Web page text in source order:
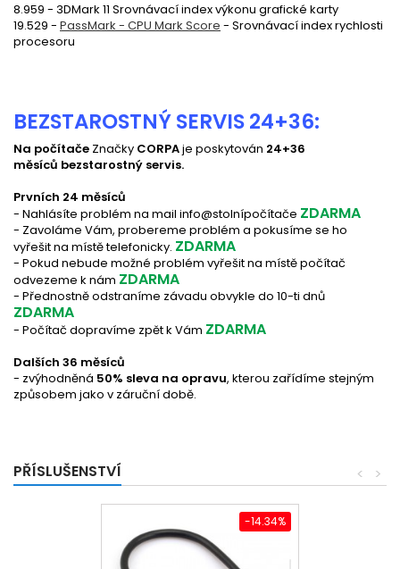
8.959 - 3DMark 11 Srovnávací index výkonu grafické karty
19.529 - PassMark - CPU Mark Score - Srovnávací index rychlosti
procesoru
BEZSTAROSTNÝ SERVIS 24+36:
Na počítače Značky CORPAje poskytován 24+36
měsíců bezstarostný servis.
Prvních 24 měsíců
- Nahlásíte problém na mail info@stolnípočítače ZDARMA
- Zavoláme Vám, probereme problém a pokusíme se ho
vyřešit na místě telefonicky. ZDARMA
- Pokud nebude možné problém vyřešit na místě počítač
odvezeme k nám ZDARMA
- Přednostně odstraníme závadu obvykle do 10-ti dnů
ZDARMA
- Počítač dopravíme zpět k Vám ZDARMA
Dalších 36 měsíců
- zvýhodněná 50% sleva na opravu, kterou zařídíme stejným
způsobem jako v záruční době.
PŘÍSLUŠENSTVÍ >
<
-14.34%